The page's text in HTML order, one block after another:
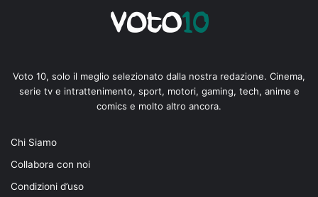
Voto 10, solo il meglio selezionato dalla nostra redazione. Cinema,
serie tv e intrattenimento, sport, motori, gaming, tech, anime e
comics e molto altro ancora.
Chi Siamo
Collabora con noi
Condizioni d’uso